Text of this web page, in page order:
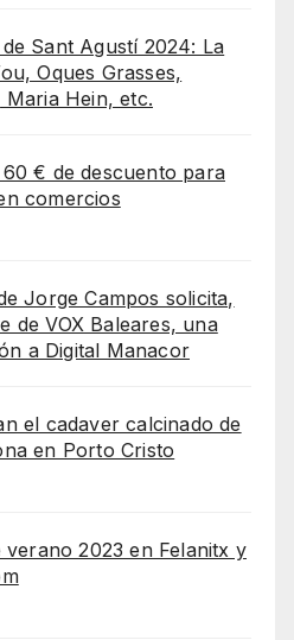
Sant Agustí 2024: La
Oques Grasses,
Maria Hein, etc.
€ de descuento para
comercios
Jorge Campos solicita,
de VOX Baleares, una
a Digital Manacor
el cadaver calcinado de
en Porto Cristo
verano 2023 en Felanitx y